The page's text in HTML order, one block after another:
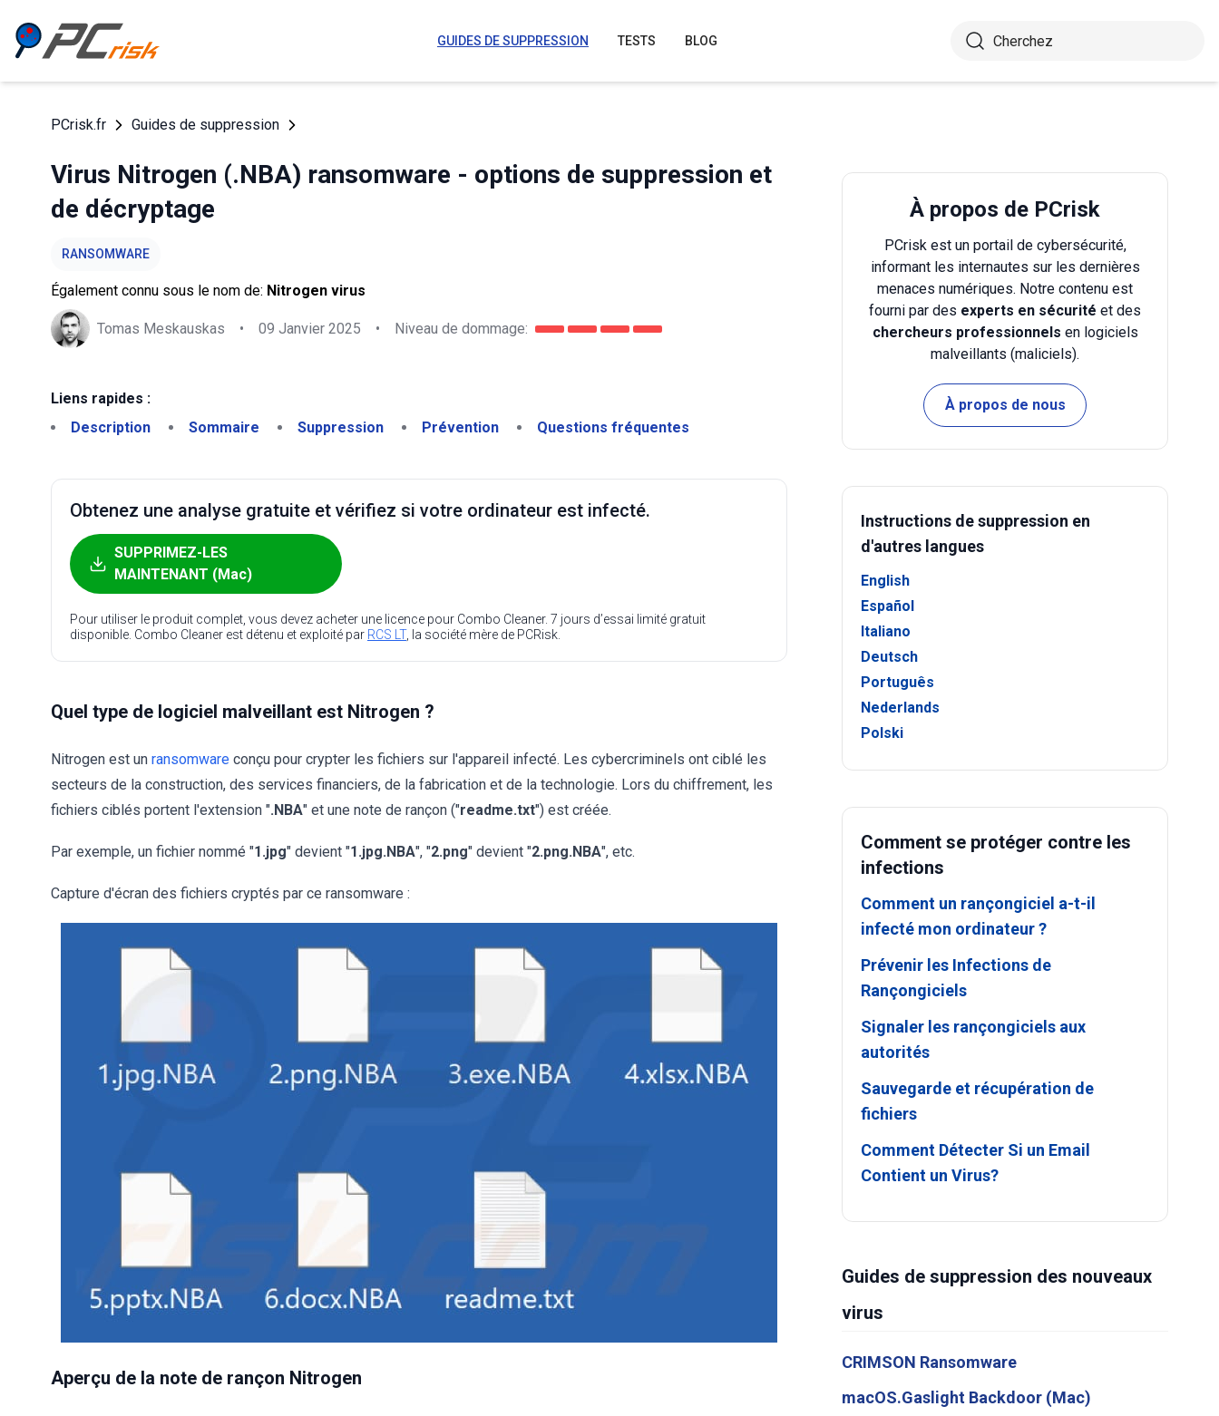
GUIDES DE SUPPRESSION TESTS BLOG
PCrisk.fr Guides de suppression
Virus Nitrogen (.NBA) ransomware - options de suppression et
de décryptage
RANSOMWARE
Également connu sous le nom de: Nitrogen virus
Tomas Meskauskas • 09 Janvier 2025 • Niveau de dommage:
Liens rapides :
Description
Sommaire Suppression Prévention Questions fréquentes
Obtenez une analyse gratuite et vérifiez si votre ordinateur est infecté.
SUPPRIMEZ-LES
MAINTENANT (Mac)
Pour utiliser le produit complet, vous devez acheter une licence pour Combo Cleaner. 7 jours d’essai limité gratuit
disponible. Combo Cleaner est détenu et exploité par RCS LT, la société mère de PCRisk.
Quel type de logiciel malveillant est Nitrogen ?
Nitrogen est un ransomware conçu pour crypter les fichiers sur l'appareil infecté. Les cybercriminels ont ciblé les
secteurs de la construction, des services financiers, de la fabrication et de la technologie. Lors du chiffrement, les
fichiers ciblés portent l'extension ".NBA" et une note de rançon ("readme.txt") est créée.
Par exemple, un fichier nommé "1.jpg" devient "1.jpg.NBA", "2.png" devient "2.png.NBA", etc.
Capture d'écran des fichiers cryptés par ce ransomware :
Aperçu de la note de rançon Nitrogen
À propos de PCrisk
PCrisk est un portail de cybersécurité,
informant les internautes sur les dernières
menaces numériques. Notre contenu est
fourni par des experts en sécurité et des
chercheurs professionnels en logiciels
malveillants (maliciels).
À propos de nous
Instructions de suppression en
d'autres langues
English
Español
Italiano
Deutsch
Português
Nederlands
Polski
Comment se protéger contre les
infections
Comment un rançongiciel a-t-il
infecté mon ordinateur ?
Prévenir les Infections de
Rançongiciels
Signaler les rançongiciels aux
autorités
Sauvegarde et récupération de
fichiers
Comment Détecter Si un Email
Contient un Virus?
Guides de suppression des nouveaux
virus
CRIMSON Ransomware
macOS.Gaslight Backdoor (Mac)